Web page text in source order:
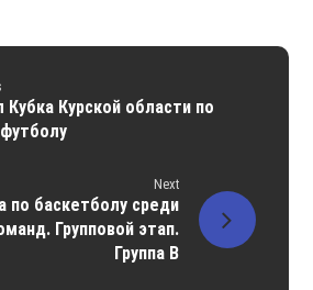
Кубка Курской области по
Next
по баскетболу среди
Групповой этап.
Группа В